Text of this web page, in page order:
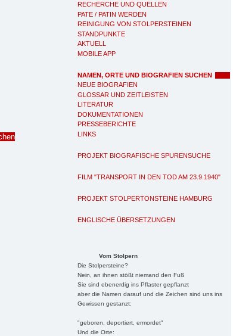
RECHERCHE UND QUELLEN
PATE / PATIN WERDEN
REINIGUNG VON STOLPERSTEINEN
STANDPUNKTE
AKTUELL
MOBILE APP
NAMEN, ORTE UND BIOGRAFIEN SUCHEN
NEUE BIOGRAFIEN
GLOSSAR UND ZEITLEISTEN
LITERATUR
DOKUMENTATIONEN
PRESSEBERICHTE
LINKS
PROJEKT BIOGRAFISCHE SPURENSUCHE
FILM "TRANSPORT IN DEN TOD AM 23.9.1940"
PROJEKT STOLPERTONSTEINE HAMBURG
ENGLISCHE ÜBERSETZUNGEN
Vom Stolpern
Die Stolpersteine?
Nein, an ihnen stößt niemand den Fuß
Sie sind ebenerdig ins Pflaster gepflanzt
aber die Namen darauf und die Zeichen sind uns ins
Gewissen gestanzt:
"geboren, deportiert, ermordet"
Und die Orte: